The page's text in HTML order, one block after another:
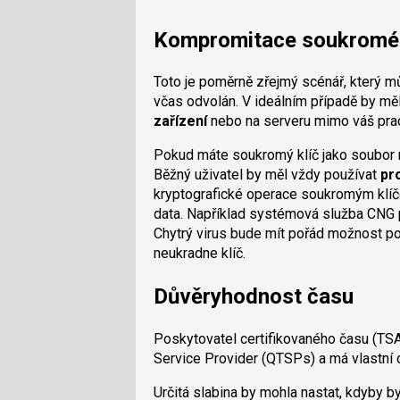
Kompromitace
Toto je poměrně zřejmý scénář, který
včas odvolán. V ideálním případě by
zařízenínebo na serveru mimo váš
Pokud máte soukromý klíč jako
Běžný uživatel by měl vždy používat
kryptografické operace soukromým
data. Například systémová služba
Chytrý virus bude mít pořád možnost
neukradne klíč.
Důvěryhodnost času
Poskytovatel certifikovaného času
Service Provider (QTSPs) a má
Určitá slabina by mohla nastat, kdyby